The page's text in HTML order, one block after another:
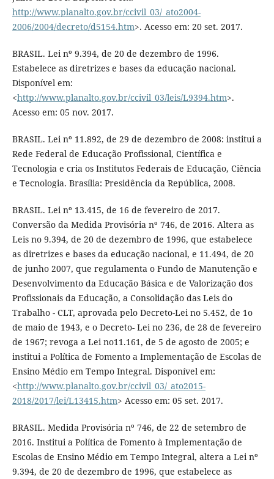
http://www.planalto.gov.br/ccivil_03/_ato2004-
2006/2004/decreto/d5154.htm>. Acesso em: 20 set. 2017.
BRASIL. Lei nº 9.394, de 20 de dezembro de 1996.
Estabelece as diretrizes e bases da educação nacional.
Disponível em:
<http://www.planalto.gov.br/ccivil_03/leis/L9394.htm>.
Acesso em: 05 nov. 2017.
BRASIL. Lei nº 11.892, de 29 de dezembro de 2008: institui a
Rede Federal de Educação Profissional, Científica e
Tecnologia e cria os Institutos Federais de Educação, Ciência
e Tecnologia. Brasília: Presidência da República, 2008.
BRASIL. Lei nº 13.415, de 16 de fevereiro de 2017.
Conversão da Medida Provisória nº 746, de 2016. Altera as
Leis no 9.394, de 20 de dezembro de 1996, que estabelece
as diretrizes e bases da educação nacional, e 11.494, de 20
de junho 2007, que regulamenta o Fundo de Manutenção e
Desenvolvimento da Educação Básica e de Valorização dos
Profissionais da Educação, a Consolidação das Leis do
Trabalho - CLT, aprovada pelo Decreto-Lei no 5.452, de 1o
de maio de 1943, e o Decreto- Lei no 236, de 28 de fevereiro
de 1967; revoga a Lei no11.161, de 5 de agosto de 2005; e
institui a Política de Fomento a Implementação de Escolas de
Ensino Médio em Tempo Integral. Disponível em:
<http://www.planalto.gov.br/ccivil_03/_ato2015-
2018/2017/lei/L13415.htm> Acesso em: 05 set. 2017.
BRASIL. Medida Provisória nº 746, de 22 de setembro de
2016. Institui a Política de Fomento à Implementação de
Escolas de Ensino Médio em Tempo Integral, altera a Lei nº
9.394, de 20 de dezembro de 1996, que estabelece as